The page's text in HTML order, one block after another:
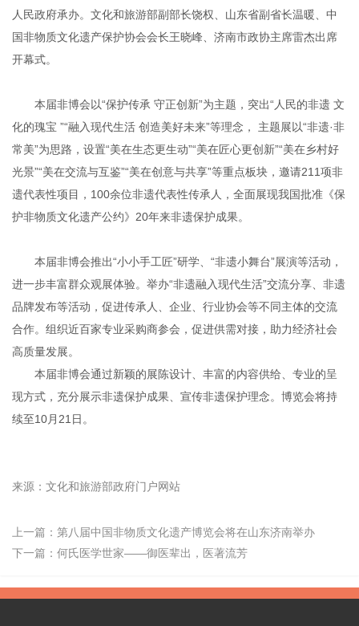
人民政府承办。文化和旅游部副部长饶权、山东省副省长温暖、中
国非物质文化遗产保护协会会长王晓峰、济南市政协主席雷杰出席
开幕式。
本届非博会以“保护传承 守正创新”为主题，突出“人民的非遗 文
化的瑰宝 ”“融入现代生活 创造美好未来”等理念， 主题展以“非遗·非
常美”为思路，设置“美在生态更生动”“美在匠心更创新”“美在乡村好
光景”“美在交流与互鉴”“美在创意与共享”等重点板块，邀请211项非
遗代表性项目，100余位非遗代表性传承人，全面展现我国批准《保
护非物质文化遗产公约》20年来非遗保护成果。
本届非博会推出“小小手工匠”研学、“非遗小舞台”展演等活动，
进一步丰富群众观展体验。举办“非遗融入现代生活”交流分享、非遗
品牌发布等活动，促进传承人、企业、行业协会等不同主体的交流
合作。组织近百家专业采购商参会，促进供需对接，助力经济社会
高质量发展。
本届非博会通过新颖的展陈设计、丰富的内容供给、专业的呈
现方式，充分展示非遗保护成果、宣传非遗保护理念。博览会将持
续至10月21日。
来源：文化和旅游部政府门户网站
上一篇： 第八届中国非物质文化遗产博览会将在山东济南举办
下一篇： 何氏医学世家——御医辈出，医著流芳